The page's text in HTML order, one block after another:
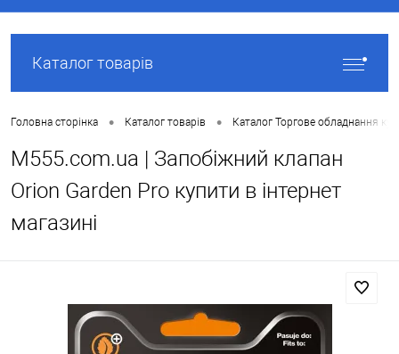
Каталог товарів
Головна сторінка • Каталог товарів • Каталог Торгове обладнання
M555.com.ua | Запобіжний клапан
Orion Garden Pro купити в інтернет
магазині